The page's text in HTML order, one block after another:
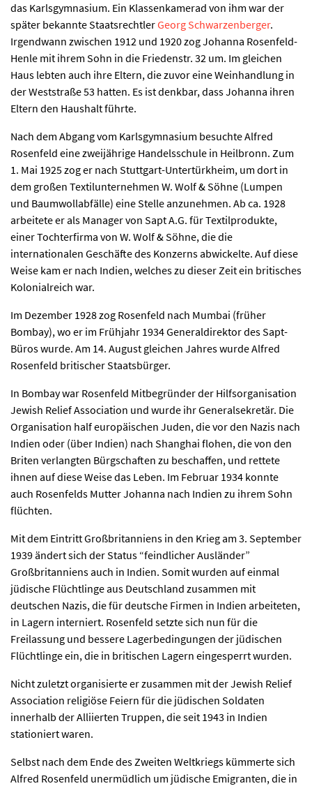
das Karlsgymnasium. Ein Klassenkamerad von ihm war der
später bekannte StaatsrechtlerGeorg Schwarzenberger.
Irgendwann zwischen 1912 und 1920 zog Johanna Rosenfeld-
Henle mit ihrem Sohn in die Friedenstr. 32 um. Im gleichen
Haus lebten auch ihre Eltern, die zuvor eine Weinhandlung in
der Weststraße 53 hatten. Es ist denkbar, dass Johanna ihren
Eltern den Haushalt führte.
Nach dem Abgang vom Karlsgymnasium besuchte Alfred
Rosenfeld eine zweijährige Handelsschule in Heilbronn. Zum
1. Mai 1925 zog er nach Stuttgart-Untertürkheim, um dort in
dem großen Textilunternehmen W. Wolf & Söhne (Lumpen
und Baumwollabfälle) eine Stelle anzunehmen. Ab ca. 1928
arbeitete er als Manager von Sapt A.G. für Textilprodukte,
einer Tochterfirma von W. Wolf & Söhne, die die
internationalen Geschäfte des Konzerns abwickelte. Auf diese
Weise kam er nach Indien, welches zu dieser Zeit ein britisches
Kolonialreich war.
Im Dezember 1928 zog Rosenfeld nach Mumbai (früher
Bombay), wo er im Frühjahr 1934 Generaldirektor des Sapt-
Büros wurde. Am 14. August gleichen Jahres wurde Alfred
Rosenfeld britischer Staatsbürger.
In Bombay war Rosenfeld Mitbegründer der Hilfsorganisation
Jewish Relief Association und wurde ihr Generalsekretär. Die
Organisation half europäischen Juden, die vor den Nazis nach
Indien oder (über Indien) nach Shanghai flohen, die von den
Briten verlangten Bürgschaften zu beschaffen, und rettete
ihnen auf diese Weise das Leben. Im Februar 1934 konnte
auch Rosenfelds Mutter Johanna nach Indien zu ihrem Sohn
flüchten.
Mit dem Eintritt Großbritanniens in den Krieg am 3. September
1939 ändert sich der Status “feindlicher Ausländer”
Großbritanniens auch in Indien. Somit wurden auf einmal
jüdische Flüchtlinge aus Deutschland zusammen mit
deutschen Nazis, die für deutsche Firmen in Indien arbeiteten,
in Lagern interniert. Rosenfeld setzte sich nun für die
Freilassung und bessere Lagerbedingungen der jüdischen
Flüchtlinge ein, die in britischen Lagern eingesperrt wurden.
Nicht zuletzt organisierte er zusammen mit der Jewish Relief
Association religiöse Feiern für die jüdischen Soldaten
innerhalb der Alliierten Truppen, die seit 1943 in Indien
stationiert waren.
Selbst nach dem Ende des Zweiten Weltkriegs kümmerte sich
Alfred Rosenfeld unermüdlich um jüdische Emigranten, die in